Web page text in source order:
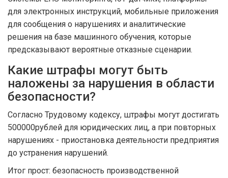
для электронных инструкций, мобильные приложения
для сообщения о нарушениях и аналитические
решения на базе машинного обучения, которые
предсказывают вероятные отказные сценарии.
Какие штрафы могут быть
наложены за нарушения в области
безопасности?
Согласно Трудовому кодексу, штрафы могут достигать
500000рублей для юридических лиц, а при повторных
нарушениях - приостановка деятельности предприятия
до устранения нарушений.
Итог прост: безопасность производственной